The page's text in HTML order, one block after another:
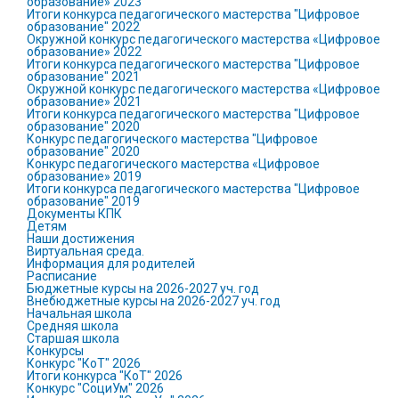
Итоги конкурса педагогического мастерства "Цифровое
образование" 2022
Окружной конкурс педагогического мастерства «Цифровое
образование» 2022
Итоги конкурса педагогического мастерства "Цифровое
образование" 2021
Окружной конкурс педагогического мастерства «Цифровое
образование» 2021
Итоги конкурса педагогического мастерства "Цифровое
образование" 2020
Конкурс педагогического мастерства "Цифровое
образование" 2020
Конкурс педагогического мастерства «Цифровое
образование» 2019
Итоги конкурса педагогического мастерства "Цифровое
образование" 2019
Документы КПК
Детям
Наши достижения
Виртуальная среда.
Информация для родителей
Расписание
Бюджетные курсы на 2026-2027 уч. год
Внебюджетные курсы на 2026-2027 уч. год
Начальная школа
Средняя школа
Старшая школа
Конкурсы
Конкурс "КоТ" 2026
Итоги конкурса "КоТ" 2026
Конкурс "СоциУм" 2026